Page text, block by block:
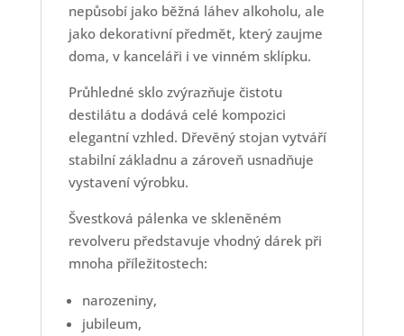
nepůsobí jako běžná láhev alkoholu, ale
jako dekorativní předmět, který zaujme
doma, v kanceláři i ve vinném sklípku.
Průhledné sklo zvýrazňuje čistotu
destilátu a dodává celé kompozici
elegantní vzhled. Dřevěný stojan vytváří
stabilní základnu a zároveň usnadňuje
vystavení výrobku.
Švestková pálenka ve skleněném
revolveru představuje vhodný dárek při
mnoha příležitostech:
narozeniny,
jubileum,